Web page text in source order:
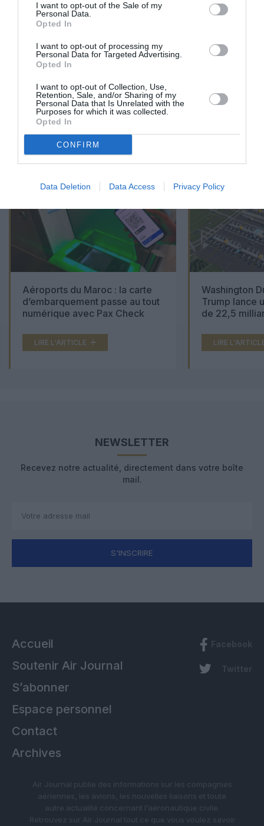
I want to opt-out of the Sale of my
Personal Data.
Opted In
I want to opt-out of processing my
Personal Data for Targeted Advertising.
Opted In
I want to opt-out of Collection, Use,
Retention, Sale, and/or Sharing of my
Personal Data that Is Unrelated with the
Purposes for which it was collected.
Opted In
CONFIRM
Data Deletion Data Access Privacy Policy
EN SAVOIR PLUS
ARTICLES LES PLUS
CONSULTÉS DU MOIS
01/05
Aéroports du Maroc : la carte
d’embarquement passe au tout
numérique avec Pax Check
LIRE L'ARTICLE
Washington
Trump lance
de 22,5
LIRE
NEWSLETTER
Recevez notre actualité, directement dans votre boîte
mail.
S'INSCRIRE
Accueil
Soutenir Air Journal
S’abonner
Espace personnel
Contact
Archives